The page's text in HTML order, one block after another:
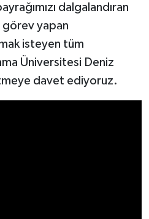
dalgalandıran
yapan
isteyen tüm
Üniversitesi Deniz
davet ediyoruz.